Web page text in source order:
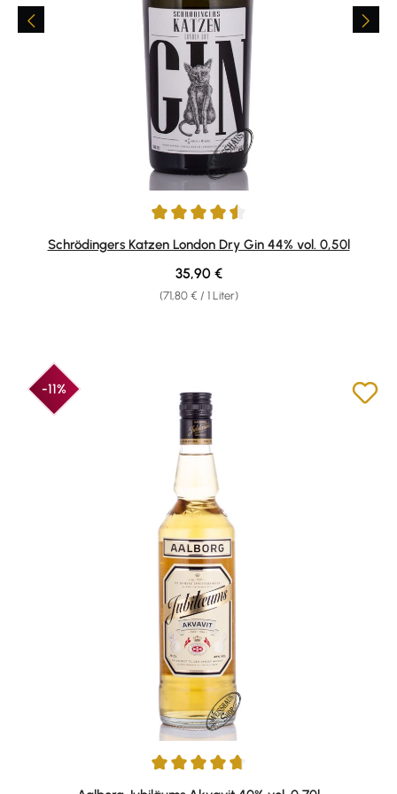
Durchschnittliche Bewertung von 4.57 von 5 Sternen
Schrödingers Katzen London Dry Gin 44% vol. 0,50l
(71,80 € / 1 Liter)
Regulärer Preis:
35,90 €
-11%
Durchschnittliche Bewertung von 4.86 von 5 Sternen